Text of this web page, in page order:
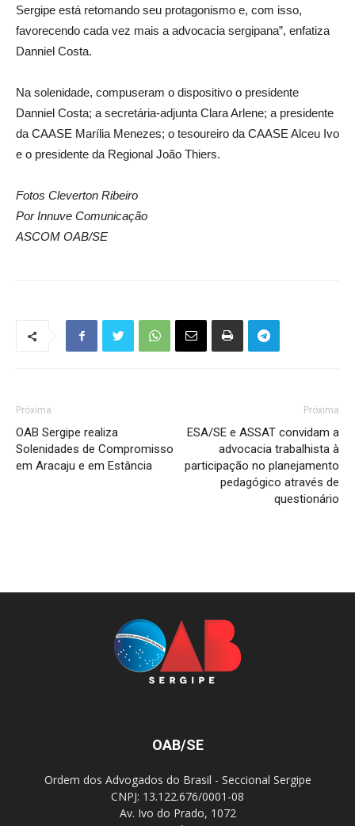
Sergipe está retomando seu protagonismo e, com isso,
favorecendo cada vez mais a advocacia sergipana”, enfatiza
Danniel Costa.
Na solenidade, compuseram o dispositivo o presidente
Danniel Costa; a secretária-adjunta Clara Arlene; a presidente
da CAASE Marília Menezes; o tesoureiro da CAASE Alceu Ivo
e o presidente da Regional João Thiers.
Fotos Cleverton Ribeiro
Por Innuve Comunicação
ASCOM OAB/SE
Próxima
OAB Sergipe realiza
Solenidades de Compromisso
em Aracaju e em Estância
Próxima
ESA/SE e ASSAT convidam a
advocacia trabalhista à
participação no planejamento
pedagógico através de
questionário
OAB/SE
Ordem dos Advogados do Brasil - Seccional Sergipe
CNPJ: 13.122.676/0001-08
Av. Ivo do Prado, 1072